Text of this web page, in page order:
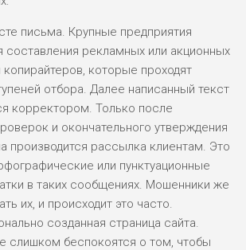
ПОДОЙДЕТ
0
письма. Крупные предприятия
составления рекламных или акционных
которые проходят
отбора. Далее написанный текст
корректором. Только после
и окончательного утверждения
производится рассылка клиентам. Это
или пунктуационные
в таких сообщениях. Мошенники же
их, и происходит это часто.
созданная страница сайта.
слишком беспокоятся о том, чтобы